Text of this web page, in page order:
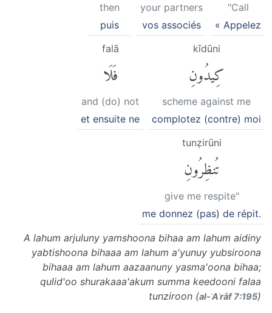
"Call
« Appelez
your partners
vos associés
then
puis
kīdūni
كِيدُونِ
scheme against me
complotez (contre) moi
falā
فَلَا
and (do) not
et ensuite ne
tunẓirūni
تُنظِرُونِ
give me respite"
me donnez (pas) de répit.
A lahum arjuluny yamshoona bihaa am lahum aidiny
yabtishoona bihaaa am lahum a'yunuy yubsiroona
bihaaa am lahum aazaanuny yasma'oona bihaa;
qulid'oo shurakaaa'akum summa keedooni falaa
tunziroon (al-ʾAʿrāf 7:195)